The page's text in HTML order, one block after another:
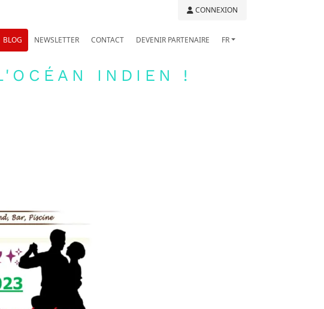
CONNEXION
BLOG NEWSLETTER CONTACT DEVENIR PARTENAIRE FR
INDIEN !